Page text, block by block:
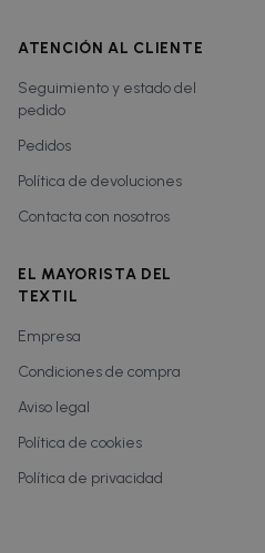
ATENCIÓN AL CLIENTE
Seguimiento y estado del
pedido
Pedidos
Política de devoluciones
Contacta con nosotros
EL MAYORISTA DEL
TEXTIL
Empresa
Condiciones de compra
Aviso legal
Política de cookies
Política de privacidad